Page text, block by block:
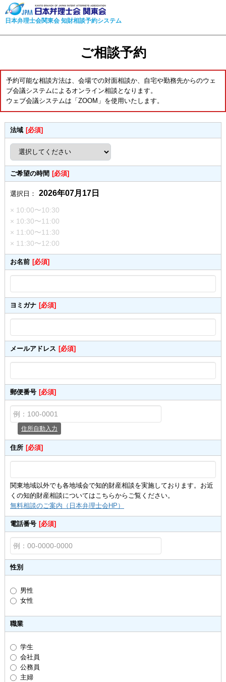
日本弁理士会関東会 知財相談予約システム
ご相談予約
予約可能な相談方法は、会場での対面相談か、自宅や勤務先からのウェ
ブ会議システムによるオンライン相談となります。
ウェブ会議システムは「ZOOM」を使用いたします。
法域 [必須]
ご希望の時間 [必須]
選択日： 2026年07月17日
× 10:00〜10:30
× 10:30〜11:00
× 11:00〜11:30
× 11:30〜12:00
お名前 [必須]
ヨミガナ [必須]
メールアドレス [必須]
郵便番号 [必須]
住所自動入力
住所 [必須]
関東地域以外でも各地域会で知的財産相談を実施しております。お近
くの知的財産相談についてはこちらからご覧ください。
無料相談のご案内（日本弁理士会HP）
電話番号 [必須]
性別
男性
女性
職業
学生
会社員
公務員
主婦